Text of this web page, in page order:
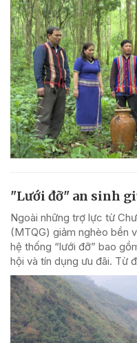
"Lưới đỡ" an sinh
Ngoài những trợ lực từ
(MTQG) giảm nghèo bền
hệ thống “lưới đỡ” bao
hội và tín dụng ưu đãi. Từ